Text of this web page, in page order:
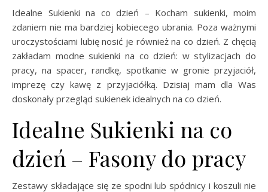
Idealne Sukienki na co dzień – Kocham sukienki, moim
zdaniem nie ma bardziej kobiecego ubrania. Poza ważnymi
uroczystościami lubię nosić je również na co dzień. Z chęcią
zakładam modne sukienki na co dzień: w stylizacjach do
pracy, na spacer, randkę, spotkanie w gronie przyjaciół,
imprezę czy kawę z przyjaciółką. Dzisiaj mam dla Was
doskonały przegląd sukienek idealnych na co dzień.
Idealne Sukienki na co
dzień – Fasony do pracy
Zestawy składające się ze spodni lub spódnicy i koszuli nie